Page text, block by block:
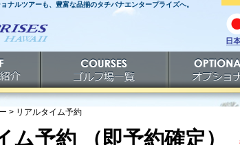
ルツアーも、豊富な品揃のタチバナエンタープライズへ。
日
語
ゴルフ場一覧 オプショナルツ
> リアルタイム予約
ム予約 （即予約確定）